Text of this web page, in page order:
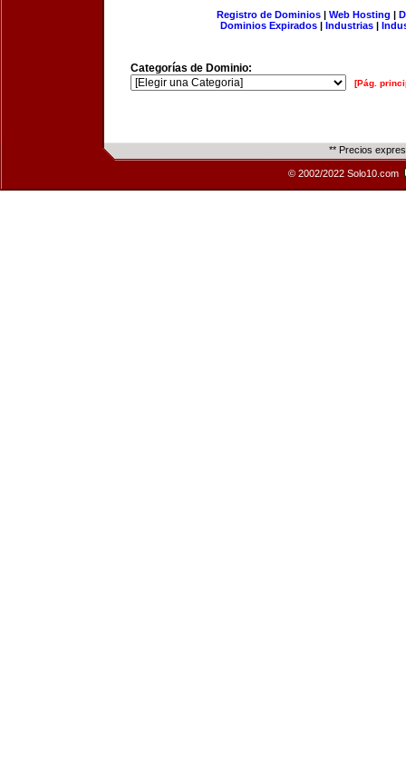
Registro de Dominios| Web Hosting |
Dominios Expirados | Industrias |
Categorías de Dominio:
[Pág.
** Precios
© 2002/2022 Solo10.com